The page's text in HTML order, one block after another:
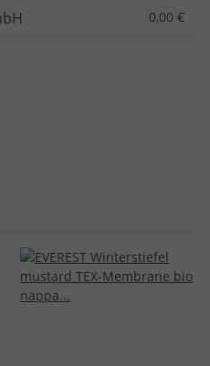
0,00 €